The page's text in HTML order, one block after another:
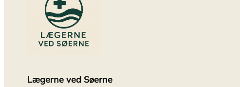
Lægerne ved Søerne